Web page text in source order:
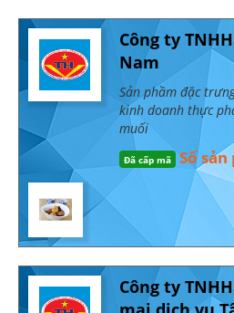
Công ty
Nam
Sản phầm đặc
kinh doanh thực
muối
Đã cấp mã Số sản
Công ty